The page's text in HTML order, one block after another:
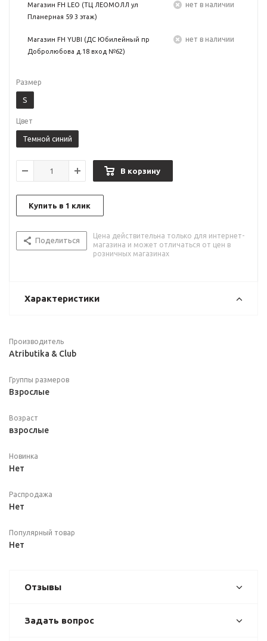
Магазин FH LEO (ТЦ ЛЕОМОЛЛ ул
Планерная 59 3 этаж)
Нет в наличии
Магазин FH YUBI (ДС Юбилейный пр
Добролюбова д.18 вход №62)
Нет в наличии
Размер
S
Цвет
Темной синий
В корзину
Купить в 1 клик
Поделиться
Цена действительна только для интернет-
магазина и может отличаться от цен в
розничных магазинах
Характеристики
Производитель
Atributika & Club
Группы размеров
Взрослые
Возраст
взрослые
Новинка
Нет
Распродажа
Нет
Популярный товар
Нет
Отзывы
Задать вопрос